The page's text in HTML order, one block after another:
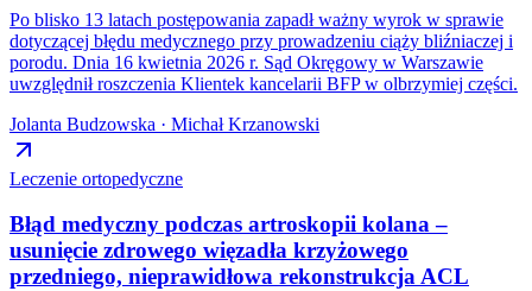
Po blisko 13 latach postępowania zapadł ważny wyrok w sprawie
dotyczącej błędu medycznego przy prowadzeniu ciąży bliźniaczej i
porodu. Dnia 16 kwietnia 2026 r. Sąd Okręgowy w Warszawie
uwzględnił roszczenia Klientek kancelarii BFP w olbrzymiej części.
Jolanta Budzowska · Michał Krzanowski
Leczenie ortopedyczne
Błąd medyczny podczas artroskopii kolana –
usunięcie zdrowego więzadła krzyżowego
przedniego, nieprawidłowa rekonstrukcja ACL